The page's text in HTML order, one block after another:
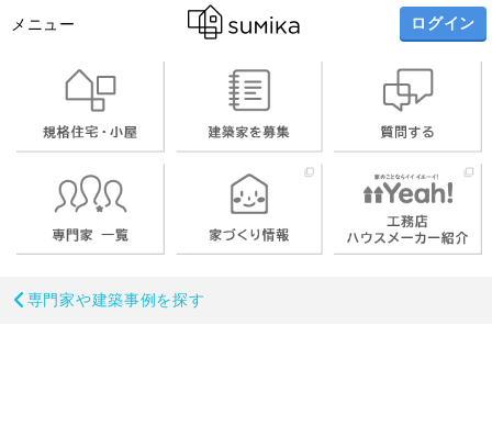
メニュー ログイン
専門家や建築事例を探す